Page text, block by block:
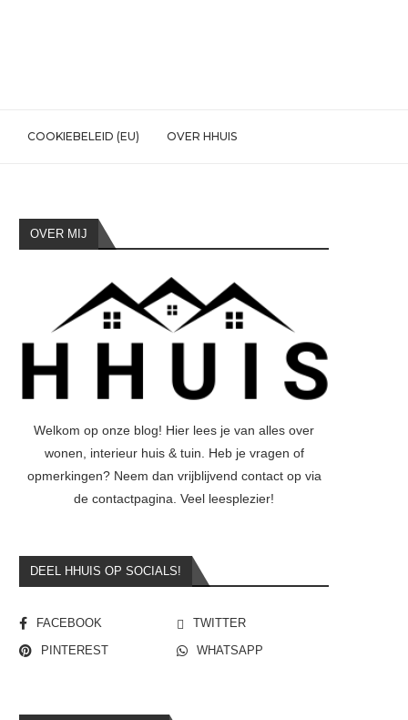
COOKIEBELEID (EU) OVER HHUIS
OVER MIJ
Welkom op onze blog! Hier lees je van alles over
wonen, interieur huis & tuin. Heb je vragen of
opmerkingen? Neem dan vrijblijvend contact op via
de contactpagina. Veel leesplezier!
DEEL HHUIS OP SOCIALS!
FACEBOOK
TWITTER
PINTEREST
WHATSAPP